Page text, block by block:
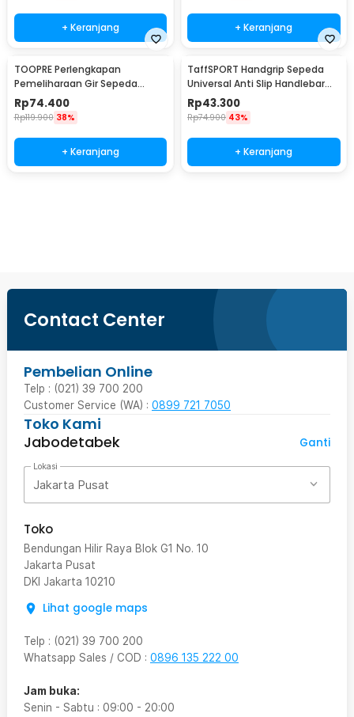
+ Keranjang + Keranjang
TOOPRE Perlengkapan
Pemeliharaan Gir Sepeda
Hydraulic Brake Bleed Kit - 2021
Rp74.400
Rp119.900 38%
+ Keranjang
TaffSPORT Handgrip Sepeda
Universal Anti Slip Handlebar
Grip - BT1001
Rp43.300
Rp74.900 43%
+ Keranjang
Contact Center
Pembelian Online
Telp : (021) 39 700 200
Customer Service (WA) : 0899 721 7050
Toko Kami
Jabodetabek
Ganti
Lokasi
Jakarta Pusat
Toko
Bendungan Hilir Raya Blok G1 No. 10
Jakarta Pusat
DKI Jakarta 10210
Lihat google maps
Telp : (021) 39 700 200
Whatsapp Sales / COD : 0896 135 222 00
Jam buka:
Senin - Sabtu : 09:00 - 20:00